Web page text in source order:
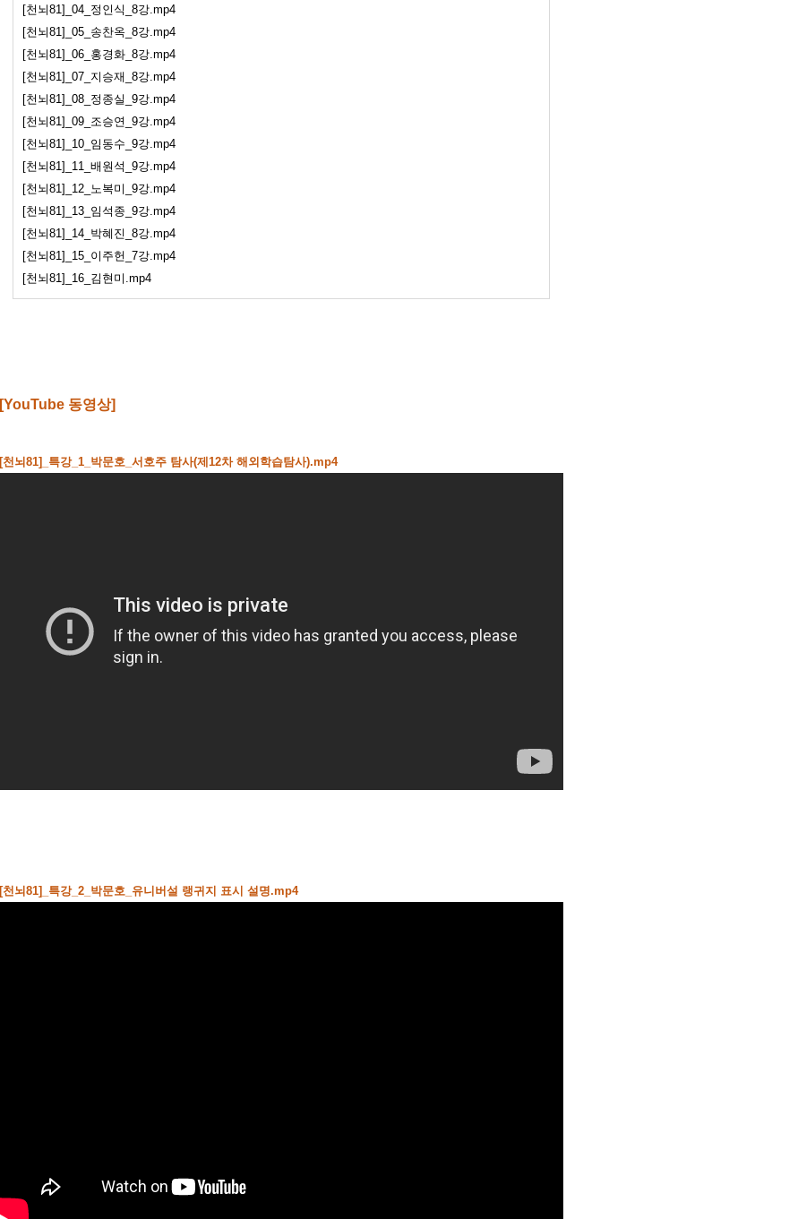
[천뇌81]_04_정인식_8강.mp4
[천뇌81]_05_송찬옥_8강.mp4
[천뇌81]_06_홍경화_8강.mp4
[천뇌81]_07_지승재_8강.mp4
[천뇌81]_08_정종실_9강.mp4
[천뇌81]_09_조승연_9강.mp4
[천뇌81]_10_임동수_9강.mp4
[천뇌81]_11_배원석_9강.mp4
[천뇌81]_12_노복미_9강.mp4
[천뇌81]_13_임석종_9강.mp4
[천뇌81]_14_박혜진_8강.mp4
[천뇌81]_15_이주헌_7강.mp4
[천뇌81]_16_김현미.mp4
[YouTube 동영상]
[천뇌81]_특강_1_박문호_서호주 탐사(제12차 해외학습탐사).mp4
[천뇌81]_특강_2_박문호_유니버설 랭귀지 표시 설명.mp4